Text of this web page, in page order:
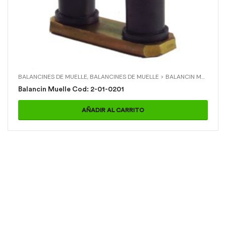
BALANCINES DE MUELLE, BALANCINES DE MUELLE > BALANCIN MUELLE
Balancin Muelle Cod: 2-01-0201
AÑADIR AL CARRITO